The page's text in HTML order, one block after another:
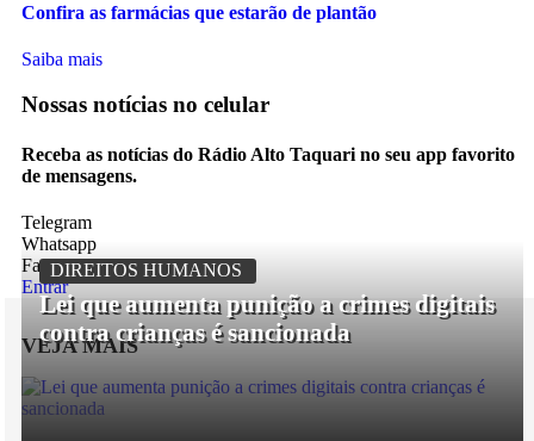
Confira as farmácias que estarão de plantão
Saiba mais
Nossas notícias no celular
Receba as notícias do Rádio Alto Taquari no seu app favorito
de mensagens.
Telegram
Whatsapp
Facebook
Entrar
VEJA MAIS
DIREITOS HUMANOS
Lei que aumenta punição a crimes digitais
contra crianças é sancionada